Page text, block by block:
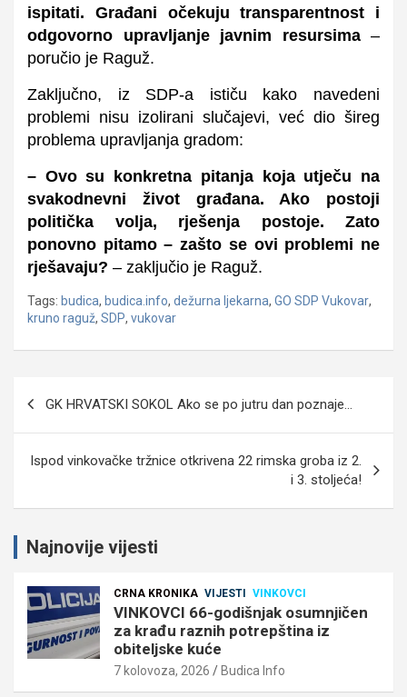
ispitati. Građani očekuju transparentnost i
odgovorno upravljanje javnim resursima–
poručio je Raguž.
Zaključno, iz SDP-a ističu kako navedeni
problemi nisu izolirani slučajevi, već dio šireg
problema upravljanja gradom:
– Ovo su konkretna pitanja koja utječu na
svakodnevni život građana. Ako postoji
politička volja, rješenja postoje. Zato
ponovno pitamo – zašto se ovi problemi ne
rješavaju? – zaključio je Raguž.
Tags: budica, budica.info, dežurna ljekarna, GO SDP Vukovar,
kruno raguž, SDP, vukovar
GK HRVATSKI SOKOL Ako se po jutru dan poznaje…
Ispod vinkovačke tržnice otkrivena 22 rimska groba iz 2.
i 3. stoljeća!
Najnovije vijesti
CRNA KRONIKA VIJESTI VINKOVCI
VINKOVCI 66-godišnjak osumnjičen
za krađu raznih potrepština iz
obiteljske kuće
7 kolovoza, 2026 Budica Info